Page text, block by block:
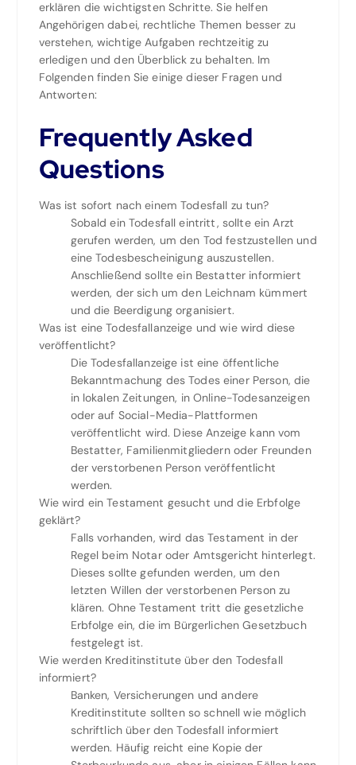
erklären die wichtigsten Schritte. Sie helfen
Angehörigen dabei, rechtliche Themen besser zu
verstehen, wichtige Aufgaben rechtzeitig zu
erledigen und den Überblick zu behalten. Im
Folgenden finden Sie einige dieser Fragen und
Antworten:
Frequently Asked
Questions
Was ist sofort nach einem Todesfall zu tun?
Sobald ein Todesfall eintritt, sollte ein Arzt
gerufen werden, um den Tod festzustellen und
eine Todesbescheinigung auszustellen.
Anschließend sollte ein Bestatter informiert
werden, der sich um den Leichnam kümmert
und die Beerdigung organisiert.
Was ist eine Todesfallanzeige und wie wird diese
veröffentlicht?
Die Todesfallanzeige ist eine öffentliche
Bekanntmachung des Todes einer Person, die
in lokalen Zeitungen, in Online-Todesanzeigen
oder auf Social-Media-Plattformen
veröffentlicht wird. Diese Anzeige kann vom
Bestatter, Familienmitgliedern oder Freunden
der verstorbenen Person veröffentlicht
werden.
Wie wird ein Testament gesucht und die Erbfolge
geklärt?
Falls vorhanden, wird das Testament in der
Regel beim Notar oder Amtsgericht hinterlegt.
Dieses sollte gefunden werden, um den
letzten Willen der verstorbenen Person zu
klären. Ohne Testament tritt die gesetzliche
Erbfolge ein, die im Bürgerlichen Gesetzbuch
festgelegt ist.
Wie werden Kreditinstitute über den Todesfall
informiert?
Banken, Versicherungen und andere
Kreditinstitute sollten so schnell wie möglich
schriftlich über den Todesfall informiert
werden. Häufig reicht eine Kopie der